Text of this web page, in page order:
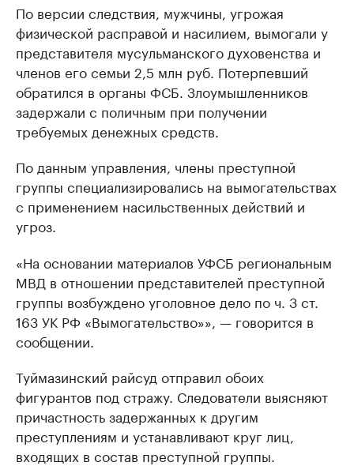
По версии следствия, мужчины, угрожая
физической расправой и насилием, вымогали у
представителя мусульманского духовенства и
членов его семьи 2,5 млн руб. Потерпевший
обратился в органы ФСБ. Злоумышленников
задержали с поличным при получении
требуемых денежных средств.
По данным управления, члены преступной
группы специализировались на вымогательствах
с применением насильственных действий и
угроз.
«На основании материалов УФСБ региональным
МВД в отношении представителей преступной
группы возбуждено уголовное дело по ч. 3 ст.
163 УК РФ «Вымогательство»», — говорится в
сообщении.
Туймазинский райсуд отправил обоих
фигурантов под стражу. Следователи выясняют
причастность задержанных к другим
преступлениям и устанавливают круг лиц,
входящих в состав преступной группы.